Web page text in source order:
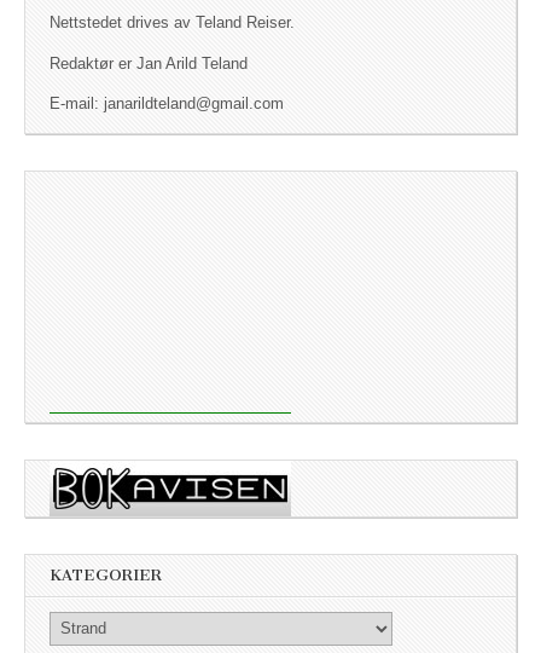
Nettstedet drives av Teland Reiser.
Redaktør er Jan Arild Teland
E-mail: janarildteland@gmail.com
KATEGORIER
Kategorier